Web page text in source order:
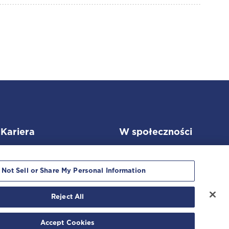
Kariera W społeczności
Not Sell or Share My Personal Information
Reject All
Accept Cookies